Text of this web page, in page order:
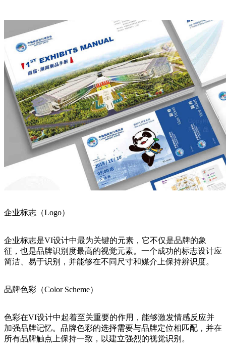
企业标志（Logo）
企业标志是VI设计中最为关键的元素，它不仅是品牌的象
征，也是品牌识别度最高的视觉元素。一个成功的标志设计应
简洁、易于识别，并能够在不同尺寸和媒介上保持辨识度。
品牌色彩（Color Scheme）
色彩在VI设计中起着至关重要的作用，能够激发情感反应并
加强品牌记忆。品牌色彩的选择需要与品牌定位相匹配，并在
所有品牌触点上保持一致，以建立强烈的视觉识别。